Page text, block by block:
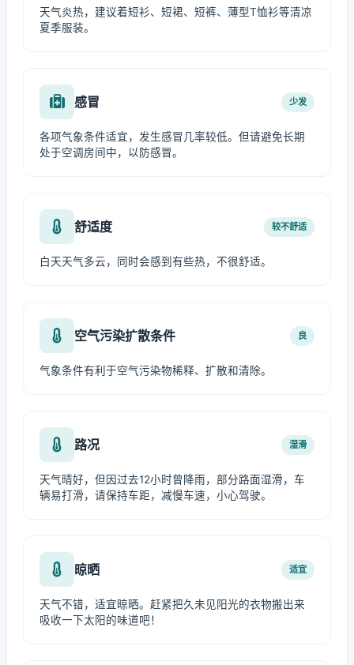
天气炎热，建议着短衫、短裙、短裤、薄型T恤衫等清凉
夏季服装。
感冒 少发
各项气象条件适宜，发生感冒几率较低。但请避免长期
处于空调房间中，以防感冒。
舒适度 较不舒适
白天天气多云，同时会感到有些热，不很舒适。
空气污染扩散条件 良
气象条件有利于空气污染物稀释、扩散和清除。
路况 湿滑
天气晴好，但因过去12小时曾降雨，部分路面湿滑，车
辆易打滑，请保持车距，减慢车速，小心驾驶。
晾晒 适宜
天气不错，适宜晾晒。赶紧把久未见阳光的衣物搬出来
吸收一下太阳的味道吧！